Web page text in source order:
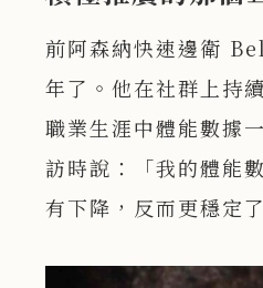
前阿森納快速邊衛
年了。他在社群上持
職業生涯中體能數據
訪時說：「我的體能
有下降，反而更穩定了